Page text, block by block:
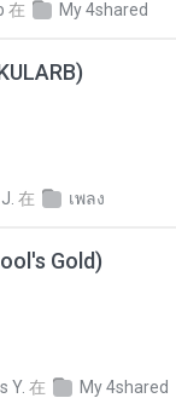
在 My 4shared
在 เพลง
Gold)
Y. 在 My 4shared